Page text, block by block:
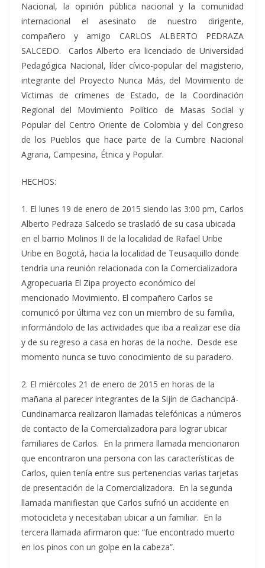
Nacional, la opinión pública nacional y la comunidad
internacional el asesinato de nuestro dirigente,
compañero y amigo CARLOS ALBERTO PEDRAZA
SALCEDO. Carlos Alberto era licenciado de Universidad
Pedagógica Nacional, líder cívico-popular del magisterio,
integrante del Proyecto Nunca Más, del Movimiento de
Víctimas de crímenes de Estado, de la Coordinación
Regional del Movimiento Político de Masas Social y
Popular del Centro Oriente de Colombia y del Congreso
de los Pueblos que hace parte de la Cumbre Nacional
Agraria, Campesina, Étnica y Popular.
HECHOS:
1. El lunes 19 de enero de 2015 siendo las 3:00 pm, Carlos
Alberto Pedraza Salcedo se trasladó de su casa ubicada
en el barrio Molinos II de la localidad de Rafael Uribe
Uribe en Bogotá, hacia la localidad de Teusaquillo donde
tendría una reunión relacionada con la Comercializadora
Agropecuaria El Zipa proyecto económico del
mencionado Movimiento. El compañero Carlos se
comunicó por última vez con un miembro de su familia,
informándolo de las actividades que iba a realizar ese día
y de su regreso a casa en horas de la noche. Desde ese
momento nunca se tuvo conocimiento de su paradero.
2. El miércoles 21 de enero de 2015 en horas de la
mañana al parecer integrantes de la Sijín de Gachancipá-
Cundinamarca realizaron llamadas telefónicas a números
de contacto de la Comercializadora para lograr ubicar
familiares de Carlos. En la primera llamada mencionaron
que encontraron una persona con las características de
Carlos, quien tenía entre sus pertenencias varias tarjetas
de presentación de la Comercializadora. En la segunda
llamada manifiestan que Carlos sufrió un accidente en
motocicleta y necesitaban ubicar a un familiar. En la
tercera llamada afirmaron que: “fue encontrado muerto
en los pinos con un golpe en la cabeza”.